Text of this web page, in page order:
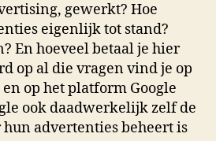
gewerkt? Hoe
eigenlijk tot stand?
En hoeveel betaal je hier
op al die vragen vind je op
op het platform Google
ook daadwerkelijk zelf de
hun advertenties beheert is